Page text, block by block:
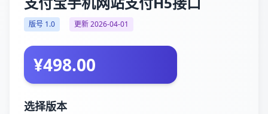
版号 1.0 更新 2026-04-01
¥498.00
选择版本